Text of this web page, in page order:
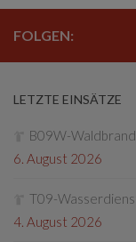
FOLGEN:
LETZTE EINSÄTZE
B09W-Waldbrand
6. August 2026
T09-
4. August 2026